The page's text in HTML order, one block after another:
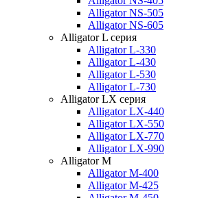
Alligator NS-505
Alligator NS-605
Alligator L серия
Alligator L-330
Alligator L-430
Alligator L-530
Alligator L-730
Alligator LX серия
Alligator LX-440
Alligator LX-550
Alligator LX-770
Alligator LX-990
Alligator M
Alligator M-400
Alligator M-425